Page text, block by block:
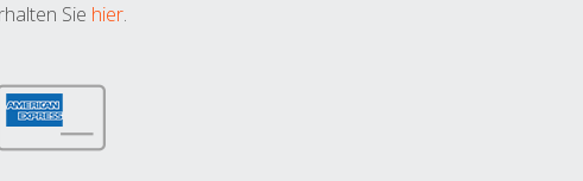
Sie hier.